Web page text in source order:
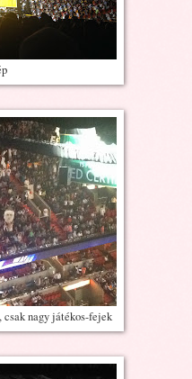
csak nagy játékos-fejek